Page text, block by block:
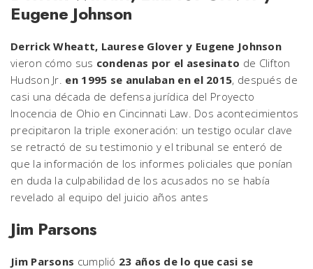
Eugene Johnson
Derrick Wheatt, Laurese Glover y Eugene Johnson
vieron cómo sus condenas por el asesinato de Clifton
Hudson Jr. en 1995 se anulaban en el 2015, después de
casi una década de defensa jurídica del Proyecto
Inocencia de Ohio en Cincinnati Law. Dos acontecimientos
precipitaron la triple exoneración: un testigo ocular clave
se retractó de su testimonio y el tribunal se enteró de
que la información de los informes policiales que ponían
en duda la culpabilidad de los acusados no se había
revelado al equipo del juicio años antes
Jim Parsons
Jim Parsons cumplió 23 años de lo que casi se